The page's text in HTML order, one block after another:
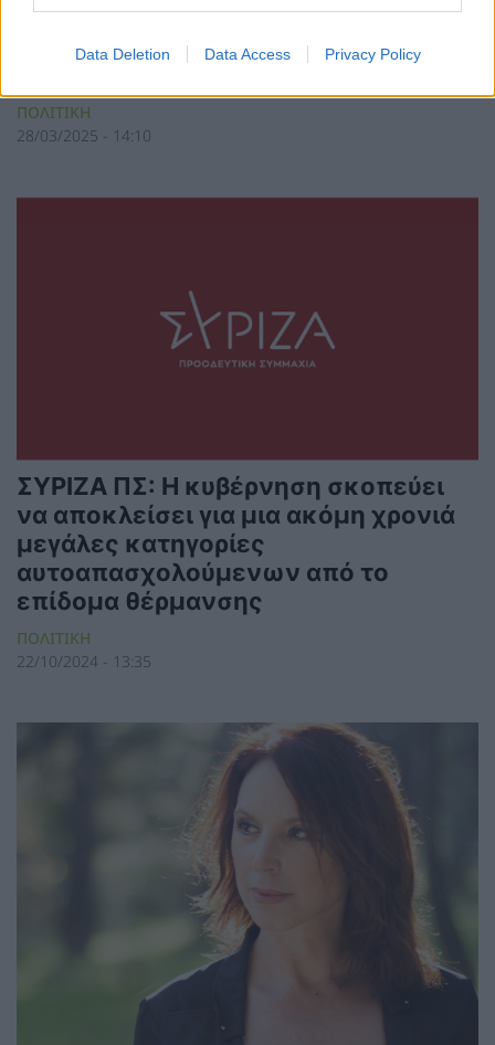
Data Deletion Data Access Privacy Policy
Καλλιόπη Βέτα: Ασφυκτιά η Γαλατινή
από την ανεξέλεγκτη αδειοδότηση
ΠΟΛΙΤΙΚΗ
28/03/2025 - 14:10
ΣΥΡΙΖΑ ΠΣ: Η κυβέρνηση σκοπεύει
να αποκλείσει για μια ακόμη χρονιά
μεγάλες κατηγορίες
αυτοαπασχολούμενων από το
επίδομα θέρμανσης
ΠΟΛΙΤΙΚΗ
22/10/2024 - 13:35